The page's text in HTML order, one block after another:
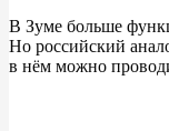
В Зуме больше
Но российский
в нём можно